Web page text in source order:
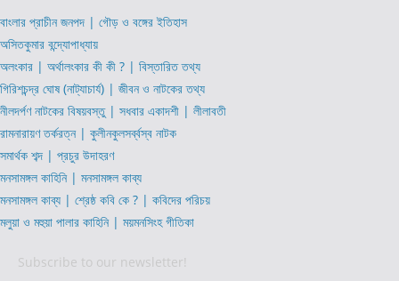
বাংলার প্রাচীন জনপদ | গৌড় ও বঙ্গের ইতিহাস
অসিতকুমার বন্দ্যোপাধ্যায়
অলংকার | অর্থালংকার কী কী ? | বিস্তারিত তথ্য
গিরিশচন্দ্র ঘোষ (নাট্যাচার্য) | জীবন ও নাটকের তথ্য
নীলদর্পণ নাটকের বিষয়বস্তু | সধবার একাদশী | লীলাবতী
রামনারায়ণ তর্করত্ন | কুলীনকুলসর্ব্বস্ব নাটক
সমার্থক শব্দ | প্রচুর উদাহরণ
মনসামঙ্গল কাহিনি | মনসামঙ্গল কাব্য
মনসামঙ্গল কাব্য | শ্রেষ্ঠ কবি কে ? | কবিদের পরিচয়
মলুয়া ও মহুয়া পালার কাহিনি | ময়মনসিংহ গীতিকা
Subscribe to our newsletter!